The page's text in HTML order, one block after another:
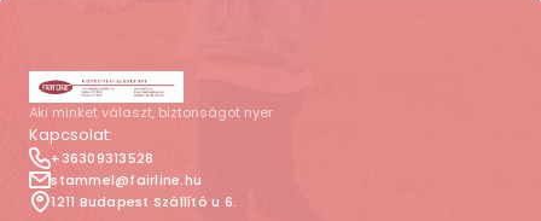
Aki minket választ, biztonságot nyer
Kapcsolat:
+36309313528
stammel@fairline.hu
1211 Budapest Szállító u 6.